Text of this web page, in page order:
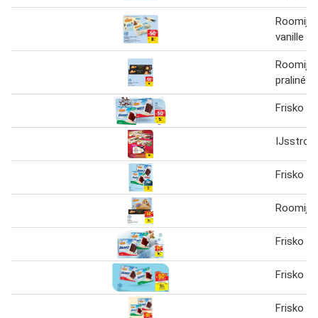
Roomijs
vanille
Roomijs
praliné
Frisko
Frisko
Roomijs
Frisko
Frisko
Frisko